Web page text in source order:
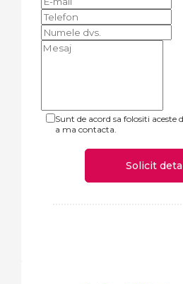
Sunt de acord sa folositi aceste
a ma contacta.
Solicit